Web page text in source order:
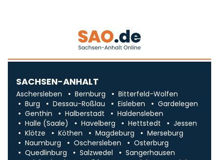
SACHSEN-ANHALT
Aschersleben Bernburg
Bitterfeld-Wolfen
Burg
Dessau-Roßlau Eisleben
Gardelegen
Genthin
Halberstadt
Haldensleben
Halle (Saale)
Havelberg Hettstedt
Jessen
Klötze
Köthen Magdeburg
Merseburg
Naumburg
Oschersleben
Osterburg
Quedlinburg
Salzwedel
Sangerhausen